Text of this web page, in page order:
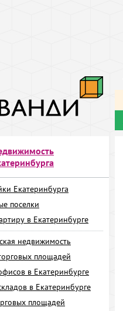
Екатеринбурга
поселки
в Екатеринбурге
недвижимость
площадей
в Екатеринбурге
в Екатеринбурге
площадей